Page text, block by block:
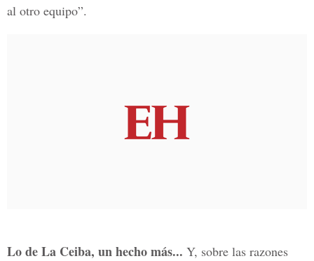
al otro equipo”.
Lo de La Ceiba, un hecho más... Y, sobre las razones